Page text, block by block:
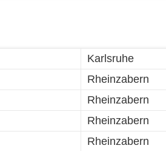
Karlsruhe
Rheinzabern
Rheinzabern
Rheinzabern
Rheinzabern